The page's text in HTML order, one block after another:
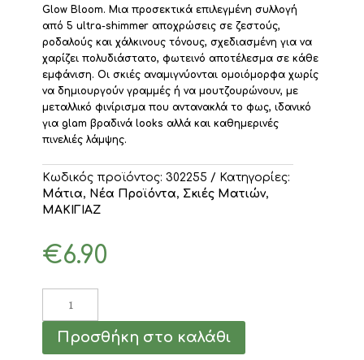
Glow Bloom. Μια προσεκτικά επιλεγμένη συλλογή
από 5 ultra-shimmer αποχρώσεις σε ζεστούς,
ροδαλούς και χάλκινους τόνους, σχεδιασμένη για να
χαρίζει πολυδιάστατο, φωτεινό αποτέλεσμα σε κάθε
εμφάνιση. Οι σκιές αναμιγνύονται ομοιόμορφα χωρίς
να δημιουργούν γραμμές ή να μουτζουρώνουν, με
μεταλλικό φινίρισμα που αντανακλά το φως, ιδανικό
για glam βραδινά looks αλλά και καθημερινές
πινελιές λάμψης.
Κωδικός προϊόντος:302255
Κατηγορίες:
Mάτια, Νέα Προϊόντα, Σκιές Ματιών,
ΜΑΚΙΓΙΑΖ
€6.90
Παλέτα
Σκιών
Eyeshadow
Προσθήκη στο καλάθι